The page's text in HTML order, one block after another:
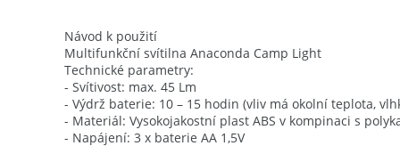
Návod k použití
Multifunkční svítilna Anaconda Camp Light
Technické parametry:
- Svítivost: max. 45 Lm
- Výdrž baterie: 10 – 15 hodin (vliv má okolní teplota,
- Materiál: Vysokojakostní plast ABS v kompinaci s
- Napájení: 3 x baterie AA 1,5V